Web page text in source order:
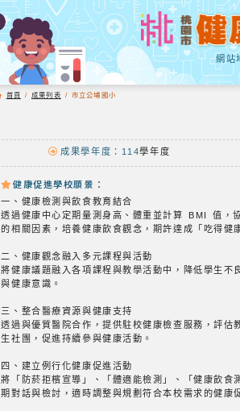
網站
首頁 / 成果列表 / 市立公埔國小
成果學年度：114學年度
健康促進學校願景：
一、健康檢測與飲食教育結合
透過健康中心定期量測身高、體重並計算 BMI 值，
的相關因素，培養健康飲食觀念，期許達成「吃得健
二、健康觀念融入多元課程與活動
將健康議題融入各項課程與教學活動中，降低學生
與健康意識。
三、整合醫療資源與健康支持
透過與優質醫院合作，提供駐校健康檢查服務，評
生社團，促進持續參與健康活動。
四、建立例行化健康促進活動
將「防菸拒檳宣導」、「體適能檢測」、「健康飲
期對話與檢討，適時調整與規劃符合本校需求的健康